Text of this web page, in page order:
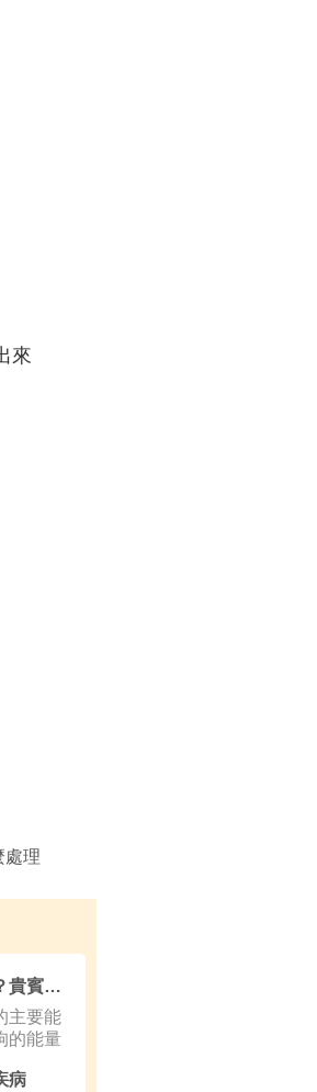
來
處理
貴賓犬吃什麼食物好？貴賓犬不能吃什麼？
要能
的能量
病